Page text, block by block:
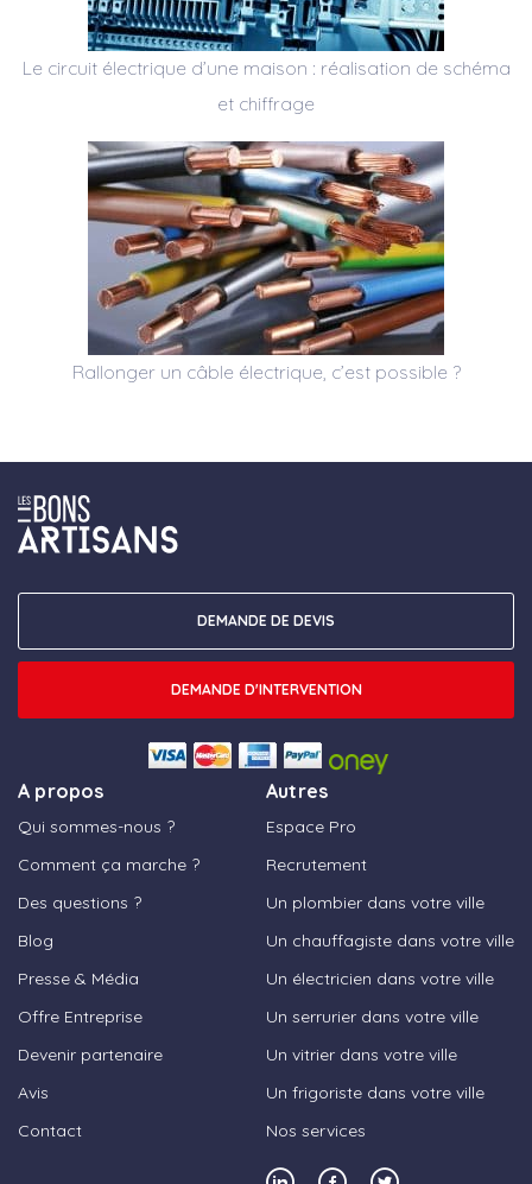
Le circuit électrique d’une maison : réalisation de schéma
et chiffrage
Rallonger un câble électrique, c’est possible ?
A propos
Qui sommes-nous ?
Comment ça marche ?
Des questions ?
Blog
Presse & Média
Offre Entreprise
Devenir partenaire
Avis
Contact
Autres
Espace Pro
Recrutement
Un plombier dans votre ville
Un chauffagiste dans votre ville
Un électricien dans votre ville
Un serrurier dans votre ville
Un vitrier dans votre ville
Un frigoriste dans votre ville
Nos services
DEMANDE DE DEVIS
DEMANDE D'INTERVENTION